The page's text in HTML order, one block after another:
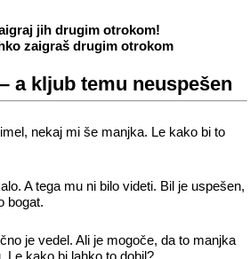
jih drugim otrokom!
zaigraš drugim otrokom
a kljub temu neuspešen
nekaj mi še manjka. Le kako bi to
A tega mu ni bilo videti. Bil je uspešen,
bogat.
je vedel. Ali je mogoče, da to manjka
Le kako bi lahko to dobil?